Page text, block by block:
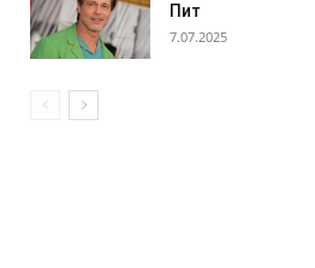
Пит
7.07.2025